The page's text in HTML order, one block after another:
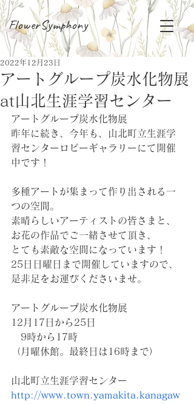
FlowerSymphony
アートグループ炭水化物展
at山北生涯学習センター
2022年12月23日
アートグループ炭水化物展
昨年に続き、今年も、山北町立生涯学
習センターロビーギャラリーにて開催
中です！
多種アートが集まって作り出される一
つの空間。
素晴らしいアーティストの皆さまと、
お花の作品でご一緒させて頂き、
とても素敵な空間になっています！
25日日曜日まで開催していますので、
是非足をお運びくださいませ。
アートグループ炭水化物展
12月17日から25日
9時から17時
（月曜休館。最終日は16時まで）
山北町立生涯学習センター
http://www.town.yamakita.kanagaw